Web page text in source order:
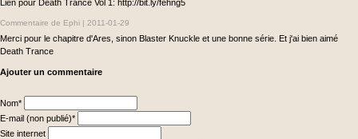
Lien pour Death Trance Vol 1: http://bit.ly/fehng5
Commentaire de Ephi | 2011-01-29
Merci pour le chapitre d'Ares, sinon Blaster Knuckle et une bonne série. Et j'ai bien aimé
Death Trance
Ajouter un commentaire
Champ
obligatoire
Nom*
Champ
obligatoire
E-mail (non publié)*
Site internet